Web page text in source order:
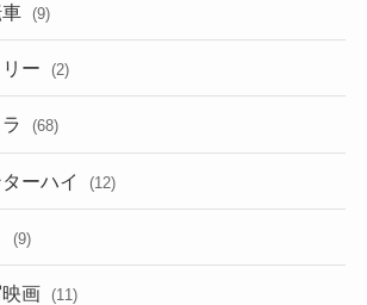
(9)
ー (2)
(68)
ーハイ (12)
(9)
画 (11)